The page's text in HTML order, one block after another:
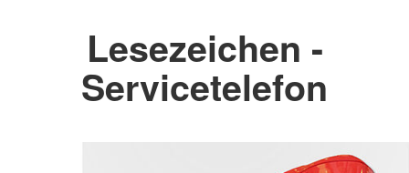
Lesezeichen -
Servicetelefon